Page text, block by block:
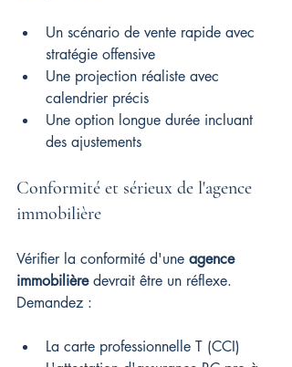
Un scénario de vente rapide avec
stratégie offensive
Une projection réaliste avec
calendrier précis
Une option longue durée incluant
des ajustements
Conformité et sérieux de l'agence
immobilière
Vérifier la conformité d'une agence
immobilière devrait être un réflexe.
Demandez :
La carte professionnelle T (CCI)